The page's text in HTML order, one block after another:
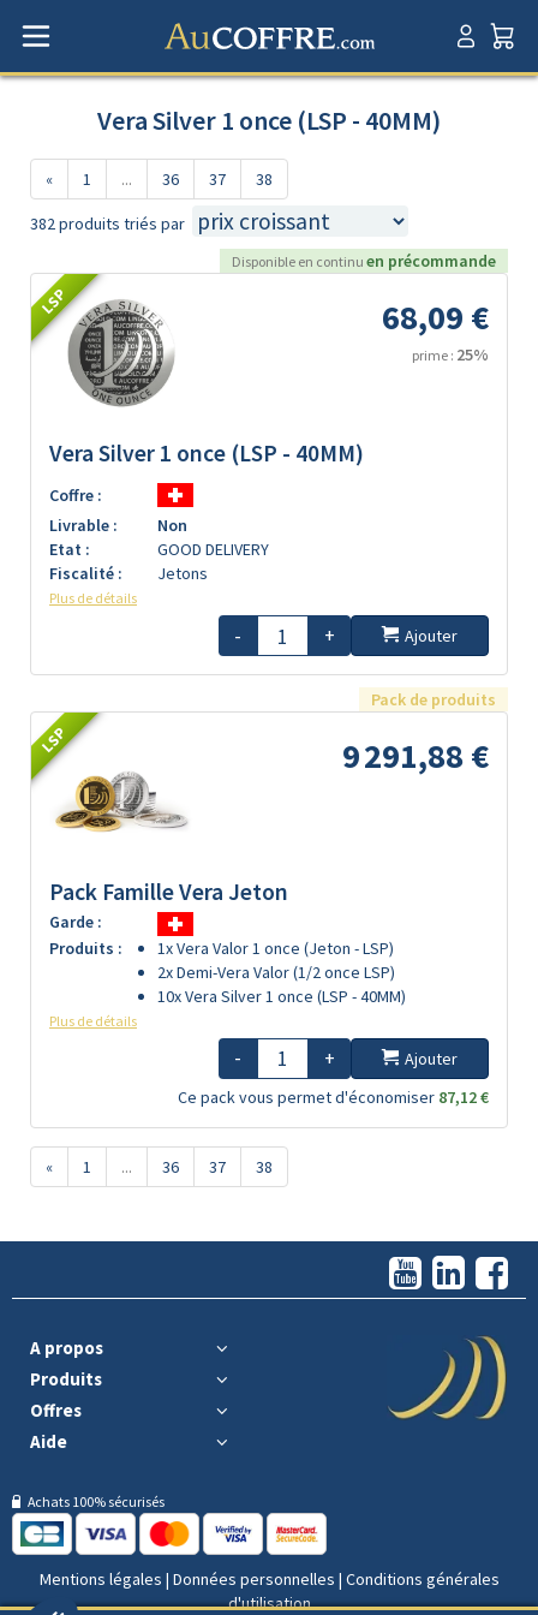
Vera Silver 1 once (LSP - 40MM)
« 1 ... 36 37 38
382 produits triés par
Disponible en continu en précommande
LSP 68,09 €
prime : 25%
Vera Silver 1 once (LSP - 40MM)
Coffre :
Livrable :
Non
Etat :
GOOD DELIVERY
Fiscalité :
Jetons
Plus de détails
- + Ajouter
Pack de produits
LSP 9 291,88 €
Pack Famille Vera Jeton
Garde :
Produits :
1x Vera Valor 1 once (Jeton - LSP)
2x Demi-Vera Valor (1/2 once LSP)
10x Vera Silver 1 once (LSP - 40MM)
Plus de détails
- +
Ajouter
Ce pack vous permet d'économiser 87,12 €
« 1 ... 36 37 38
A propos
Produits
Offres
Aide
Achats 100% sécurisés
Mentions légales | Données personnelles | Conditions générales
d'utilisation